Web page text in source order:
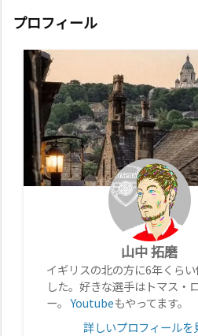
プロフィール
山中 拓磨
イギリスの北の方に6年くらい
した。好きな選手はトマス・
ー。Youtubeもやってます。
詳しいプロフィールを